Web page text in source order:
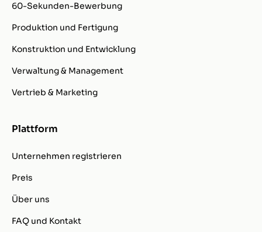
60-Sekunden-Bewerbung
Produktion und Fertigung
Konstruktion und Entwicklung
Verwaltung & Management
Vertrieb & Marketing
Plattform
Unternehmen registrieren
Preis
Über uns
FAQ und Kontakt